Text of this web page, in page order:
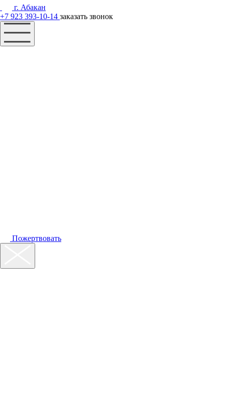
г. Абакан
+7 923 393-10-14 заказать звонок
Пожертвовать